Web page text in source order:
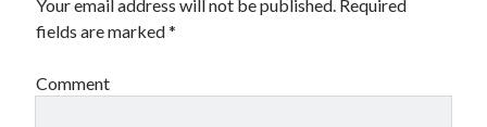
Your email address will not be published. Required
fields are marked*
Comment